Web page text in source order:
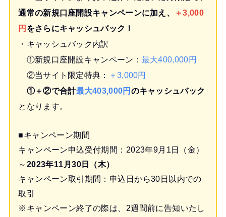
通常の新規口座開設キャンペーンに加え、
＋3,000
円 をさらにキャッシュバック！
・キャッシュバック内訳
①新規口座開設キャンペーン： 最大400,000円
②当サイト限定特典：
＋3,000円
①＋②で合計最大403,000円 のキャッシュバック
となります。
■キャンペーン期間
キャンペーン申込受付期間：2023年9月1日（金）
～ 2023年11月30日（木）
キャンペーン取引期間：申込日から30日以内での
取引
※キャンペーン終了の際は、2週間前に告知いたし